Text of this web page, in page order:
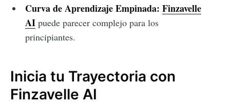
Curva de Aprendizaje Empinada: Finzavelle
AIpuede parecer complejo para los
principiantes.
Inicia tu Trayectoria con
Finzavelle AI